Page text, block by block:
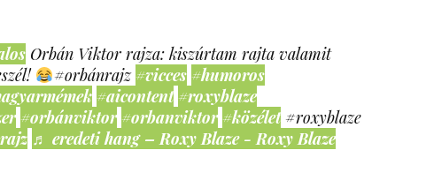
Orbán Viktor rajza: kiszúrtam rajta valamit
#orbánrajz #vicces #humoros
#aicontent #roxyblaze
#orbánviktor #orbanviktor #közélet #roxyblaze
♬ eredeti hang – Roxy Blaze - Roxy Blaze